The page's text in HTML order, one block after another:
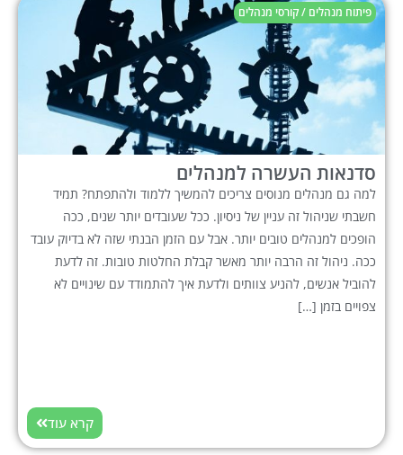
פיתוח מנהלים / קורסי מנהלים
סדנאות העשרה למנהלים
למה גם מנהלים מנוסים צריכים להמשיך ללמוד ולהתפתח? תמיד
חשבתי שניהול זה עניין של ניסיון. ככל שעובדים יותר שנים, ככה
הופכים למנהלים טובים יותר. אבל עם הזמן הבנתי שזה לא בדיוק עובד
ככה. ניהול זה הרבה יותר מאשר קבלת החלטות טובות. זה לדעת
להוביל אנשים, להניע צוותים ולדעת איך להתמודד עם שינויים לא
צפויים בזמן […]
קרא עוד